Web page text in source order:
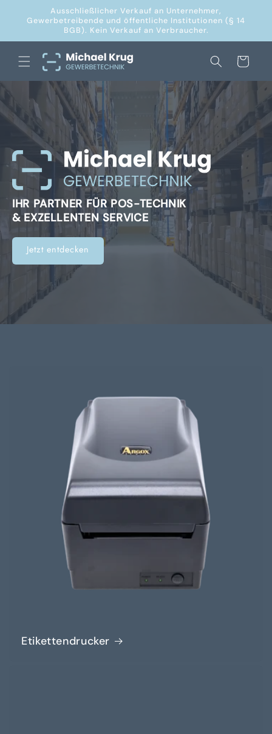
Inhalt
Ausschließlicher Verkauf an Unternehmer,
Gewerbetreibende und öffentliche Institutionen (§ 14
BGB). Kein Verkauf an Verbraucher.
Warenkorb
IHR PARTNER FÜR POS-TECHNIK
& EXZELLENTEN SERVICE
Jetzt entdecken
Etikettendrucker